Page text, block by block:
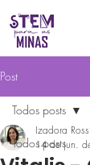
Post
Todos posts
Todos posts
Izadora Rossi
14 de jun.